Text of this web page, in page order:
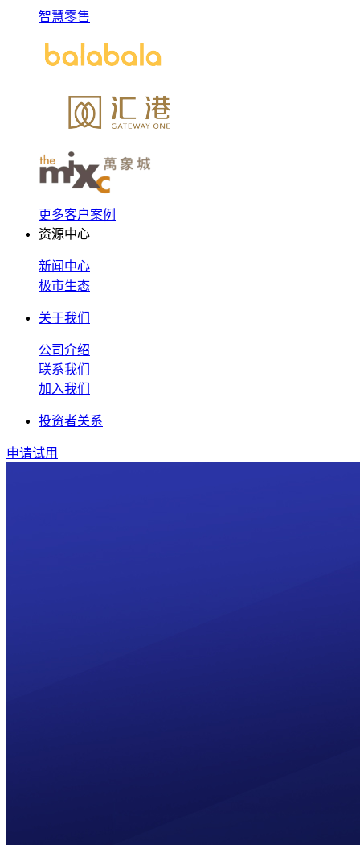
智慧零售
更多客户案例
资源中心
新闻中心
极市生态
关于我们
公司介绍
联系我们
加入我们
投资者关系
申请试用